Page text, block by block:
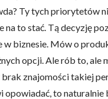
Ty tych priorytetów
to stać. Tą decyzję
biznesie. Mów o
opcji. Ale rób to,
brak znajomości takiej
to
informacji, które
zrozumieć, w